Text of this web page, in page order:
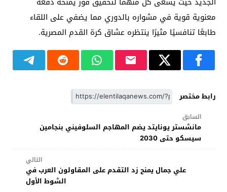
معنوية قوية في مشواره بالدوري مما يضفي على اللقاء
طابعًا تنافسيًا مثيرًا ينتظره عشاق كرة القدم المصرية.
رابط مختصر
السابق
مانشستر يونايتد يضم المهاجم السلوفيني بنجامين
سيسكو حتى 2030
التالي
علي جمال يمنح زد التقدم على المقاولون العرب في
الشوط الأول